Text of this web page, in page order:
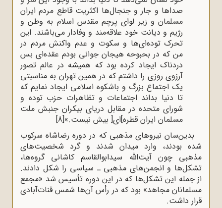
صداها و جار و جنجال‌ها اکثریت قاطع مردم ایران
مسلمان و زیر لوای پرچم مقدس اسلام به وطن و
رژیم و دیانت خود علاقه‌مند و وفادار می‌باشند. این
تحرک توده‌ای‌ها و سکوت و عدم واکنش مردم در
من که در بحبوحه هیجان جوانی بودم عقده‌ای بس
دردناک ایجاد کرده بود که همیشه در عالم تصور
آرزوی روزی را داشتم که در همین تهران به مناسبتی
یک اجتماع بزرگ و باشکوه اسلامی ایجاد نمایم که
تا دنیا بداند اجتماعات و تظاهرات حزب توده و
شورای متحده در مقابل دریای بیکران جنبش ملت
مسلمان ایران قطره]ای[ بیش نیست.»[8]
بدین‌‌سان نیروهای مذهبی که در دوره رضاشاه سرکوب
شده بودند، وارد میدان شدند و گرد شخصیت‌های
مذهبی چون آیت‌الله سیدابوالقاسم کاشانی گروه‌ها،
تشکل‌ها و انجمن‌های مذهبی ـ سیاسی را شکل دادند.
از جمله این تشکل‌ها که در این دوره تأسیس شد «مجمع
مسلمانان مجاهد» بود که در رأس آن‌ها شمس قنات‌آبادی
قرار داشت.